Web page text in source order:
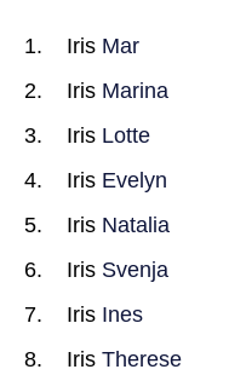
Iris Mar
Iris Marina
Iris Lotte
Iris Evelyn
Iris Natalia
Iris Svenja
Iris Ines
Iris Therese